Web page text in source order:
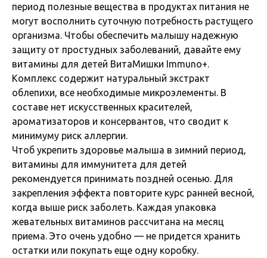
период полезные вещества в продуктах питания не
могут восполнить суточную потребность растущего
организма. Чтобы обеспечить малышу надежную
защиту от простудных заболеваний, давайте ему
витамины для детей ВитаМишки Immuno+.
Комплекс содержит натуральный экстракт
облепихи, все необходимые микроэлементы. В
составе нет искусственных красителей,
ароматизаторов и консервантов, что сводит к
минимуму риск аллергии.
Чтоб укрепить здоровье малыша в зимний период,
витамины для иммунитета для детей
рекомендуется принимать поздней осенью. Для
закрепления эффекта повторите курс ранней весной,
когда выше риск заболеть. Каждая упаковка
жевательных витаминов рассчитана на месяц
приема. Это очень удобно — не придется хранить
остатки или покупать еще одну коробку.